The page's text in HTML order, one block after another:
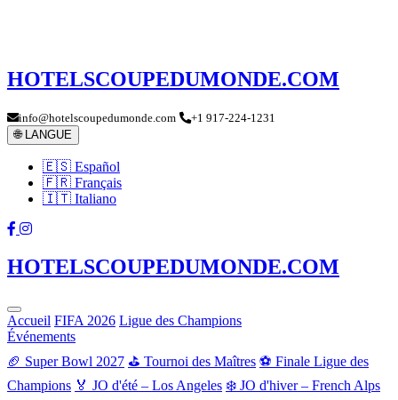
HOTELSCOUPEDUMONDE.COM
info@hotelscoupedumonde.com
+1 917-224-1231
🌐 LANGUE
🇪🇸 Español
🇫🇷 Français
🇮🇹 Italiano
HOTELSCOUPEDUMONDE.COM
Accueil FIFA 2026 Ligue des Champions
Événements
🏈 Super Bowl 2027 ⛳ Tournoi des Maîtres ⚽ Finale Ligue des
Champions 🏅 JO d'été – Los Angeles ❄️ JO d'hiver – French Alps